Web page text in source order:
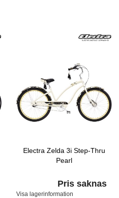
Electra Zelda 3i Step-Thru
Pearl
Pris saknas
Visa lagerinformation